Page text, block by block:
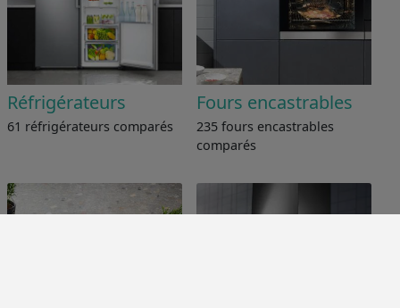
Réfrigérateurs
61 réfrigérateurs comparés
Fours encastrables
235 fours encastrables
comparés